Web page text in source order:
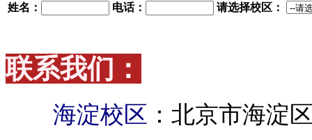
姓名： 电话： 请选择校区：
联系我们：
海淀校区 ：北京市海淀